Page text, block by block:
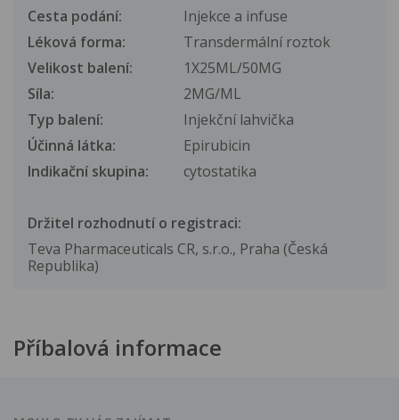
Cesta podání:
Injekce a infuse
Léková forma:
Transdermální roztok
Velikost balení:
1X25ML/50MG
Síla:
2MG/ML
Typ balení:
Injekční lahvička
Účinná látka:
Epirubicin
Indikační skupina:
cytostatika
Držitel rozhodnutí o registraci:
Teva Pharmaceuticals CR, s.r.o., Praha (Česká
Republika)
Příbalová informace